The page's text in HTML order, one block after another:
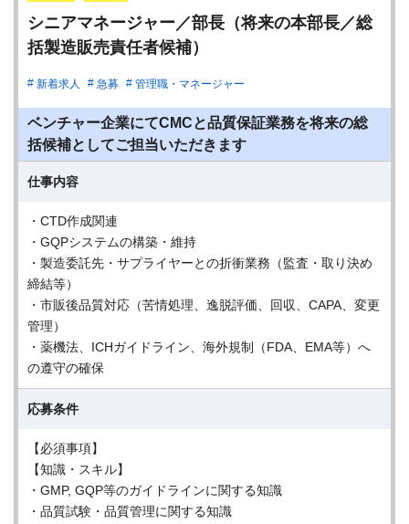
シニアマネージャー／部長（将来の本部長／総
括製造販売責任者候補）
新着求人 急募 管理職・マネージャー
ベンチャー企業にてCMCと品質保証業務を将来の総
括候補としてご担当いただきます
仕事内容
・CTD作成関連
・GQPシステムの構築・維持
・製造委託先・サプライヤーとの折衝業務（監査・取り決め
締結等）
・市販後品質対応（苦情処理、逸脱評価、回収、CAPA、変更
管理）
・薬機法、ICHガイドライン、海外規制（FDA、EMA等）へ
の遵守の確保
応募条件
【必須事項】
【知識・スキル】
・GMP, GQP等のガイドラインに関する知識
・品質試験・品質管理に関する知識